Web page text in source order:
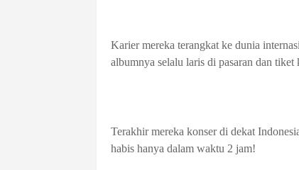
Karier mereka terangkat ke dunia
albumnya selalu laris di pasaran dan
Terakhir mereka konser di dekat
habis hanya dalam waktu 2 jam!